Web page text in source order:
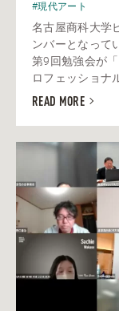
#現代アート
名古屋商科大学
ンバーとなって
第9回勉強会が
ロフェッショナ
READ MORE